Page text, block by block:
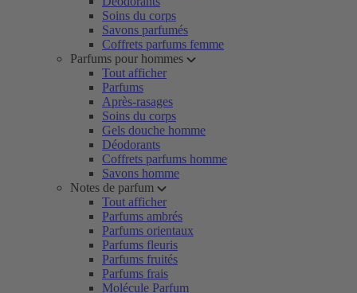
Soins du corps
Savons parfumés
Coffrets parfums femme
Parfums pour hommes
Tout afficher
Parfums
Après-rasages
Soins du corps
Gels douche homme
Déodorants
Coffrets parfums homme
Savons homme
Notes de parfum
Tout afficher
Parfums ambrés
Parfums orientaux
Parfums fleuris
Parfums fruités
Parfums frais
Molécule Parfum